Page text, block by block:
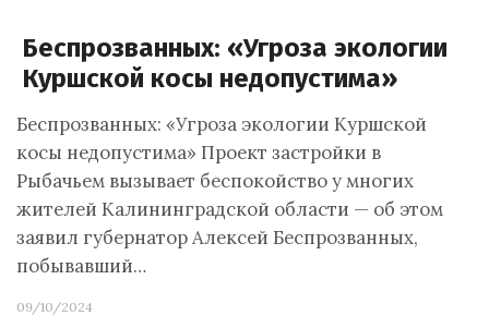
Беспрозванных: «Угроза экологии
Куршской косы недопустима»
Беспрозванных: «Угроза экологии Куршской
косы недопустима» Проект застройки в
Рыбачьем вызывает беспокойство у многих
жителей Калининградской области — об этом
заявил губернатор Алексей Беспрозванных,
побывавший…
09/10/2024